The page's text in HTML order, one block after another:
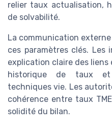
relier taux actualisation,
de solvabilité.
La communication
ces paramètres clés.
explication claire des
historique de taux et
techniques vie. Les
cohérence entre taux
solidité du bilan.